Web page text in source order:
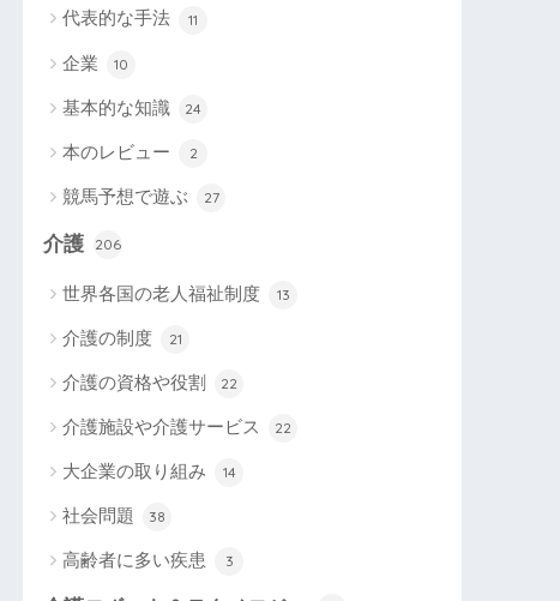
代表的な手法 11
企業 10
基本的な知識 24
本のレビュー 2
競馬予想で遊ぶ 27
介護 206
世界各国の老人福祉制度 13
介護の制度 21
介護の資格や役割 22
介護施設や介護サービス 22
大企業の取り組み 14
社会問題 38
高齢者に多い疾患 3